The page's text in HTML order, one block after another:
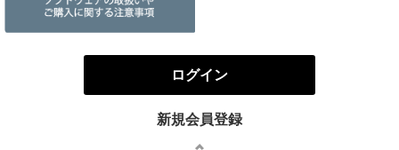
ログイン
新規会員登録